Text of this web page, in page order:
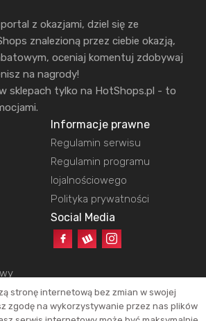
z okazjami, dziel się ze
znalezioną przez ciebie okazją,
oceniaj komentuj zdobywaj
na nagrody!
sklepach tylko na HotShops.pl - to
Informacje prawne
Regulamin serwisu
Regulamin programu
lojalnościowego
Polityka prywatności
Social Media
stronę internetową bez zmian w swojej
zgodę na wykorzystywanie przez nas plików